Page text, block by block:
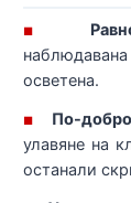
■
осветена.
■ По-
улавяне на
останали